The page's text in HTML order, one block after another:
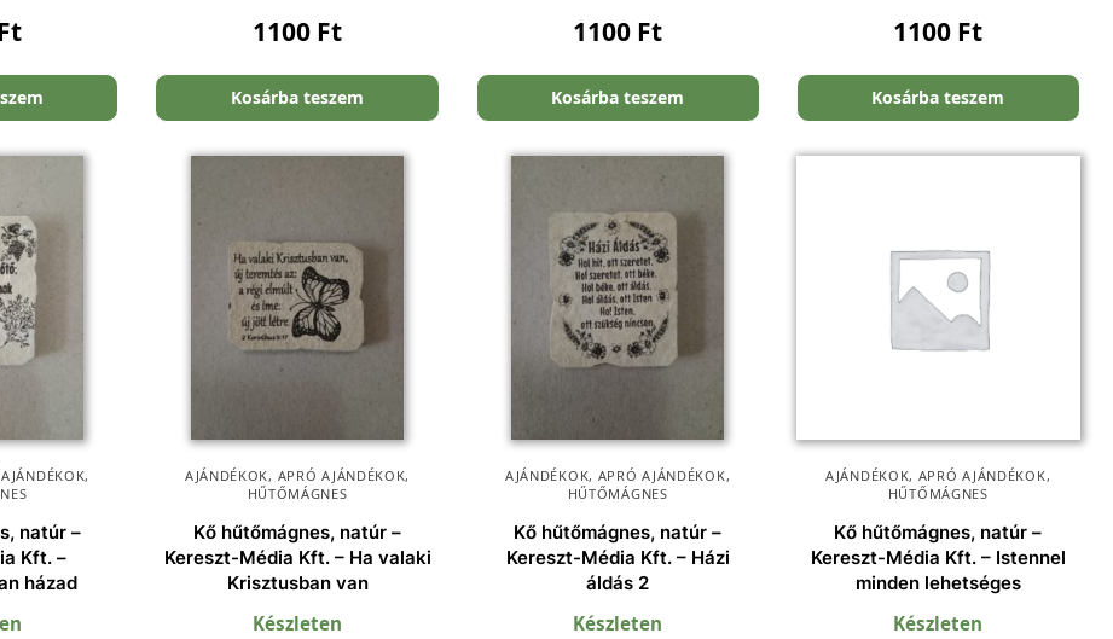
1100 Ft
Kosárba teszem
1100 Ft
Kosárba teszem
1100 Ft
Kosárba teszem
,
natúr –
Kft. –
házad
AJÁNDÉKOK, APRÓ AJÁNDÉKOK,
HŰTŐMÁGNES
Kő hűtőmágnes, natúr –
Kereszt-Média Kft. – Ha valaki
Krisztusban van
Készleten
AJÁNDÉKOK, APRÓ AJÁNDÉKOK,
HŰTŐMÁGNES
Kő hűtőmágnes, natúr –
Kereszt-Média Kft. – Házi
áldás 2
Készleten
AJÁNDÉKOK, APRÓ AJÁNDÉKOK,
HŰTŐMÁGNES
Kő hűtőmágnes, natúr –
Kereszt-Média Kft. – Istennel
minden lehetséges
Készleten